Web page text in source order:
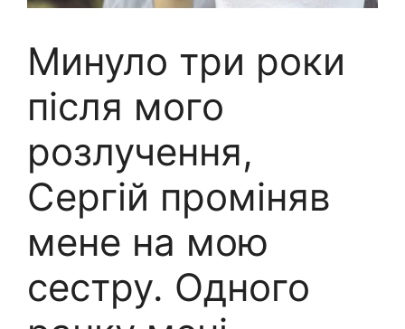
Минуло три роки
після мого
розлучення,
Сергій проміняв
мене на мою
сестру. Одного